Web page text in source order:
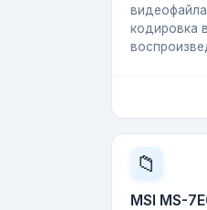
кодировка
📁
MSI MS-